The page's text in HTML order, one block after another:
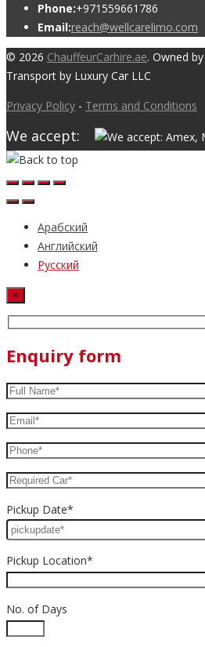
Phone:+971559661786
Email:reach@wellcarelimo.com
© 2026 ChauffeurCarhire.ae. Owned
Transport by Luxury Car LLC
Privacy Policy - Terms and Conditions
We accept:
Арабский
Английский
Русский
×
Enquiry form
Pickup Date*
Pickup Location*
No. of Days